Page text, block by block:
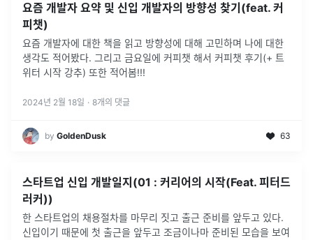
요즘 개발자 요약 및 신입 개발자의 방향성 찾기(feat. 커
피챗)
요즘 개발자에 대한 책을 읽고 방향성에 대해 고민하며 나에 대한
생각도 적어봤다. 그리고 금요일에 커피챗 해서 커피챗 후기(+ 트
위터 시작 강추) 또한 적어봄!!!
2024년 2월 18일 · 8개의 댓글
by GoldenDusk 63
스타트업 신입 개발일지(01 : 커리어의 시작(Feat. 피터드
러커))
한 스타트업의 채용절차를 마무리 짓고 출근 준비를 앞두고 있다.
신입이기 때문에 첫 출근을 앞두고 조금이나마 준비된 모습을 보여